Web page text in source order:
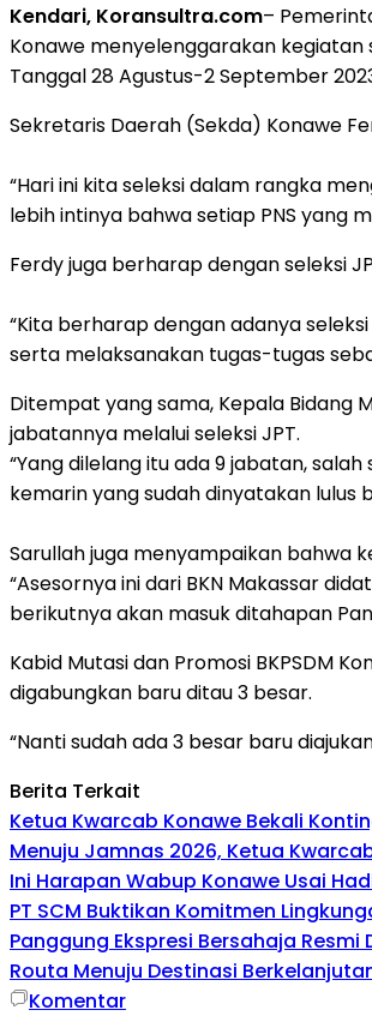
Kendari, Koransultra.com–
Konawe menyelenggarakan kegiatan
Tanggal 28 Agustus-2 September
Sekretaris Daerah (Sekda) Konawe
“Hari ini kita seleksi dalam rangka
lebih intinya bahwa setiap PNS yang
Ferdy juga berharap dengan seleksi
“Kita berharap dengan adanya
serta melaksanakan tugas-tugas
Ditempat yang sama, Kepala Bidang
jabatannya melalui seleksi JPT.
“Yang dilelang itu ada 9 jabatan,
kemarin yang sudah dinyatakan lulus
Sarullah juga menyampaikan bahwa
“Asesornya ini dari BKN Makassar
berikutnya akan masuk ditahapan
Kabid Mutasi dan Promosi BKPSDM
digabungkan baru ditau 3 besar.
“Nanti sudah ada 3 besar baru
Berita Terkait
Ketua Kwarcab Konawe Bekali
Menuju Jamnas 2026, Ketua
Ini Harapan Wabup Konawe Usai
PT SCM Buktikan Komitmen
Panggung Ekspresi Bersahaja
Routa Menuju Destinasi
Komentar